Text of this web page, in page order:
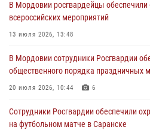
подозреваемого в причинении
05 августа 2026, 12:34
проведения масштабного праздника в
05 августа 2026, 09:04 4
разрешительной работы передал
зону СВО
В Мордовии росгвардейцы
всероссийских мероприятий
13 июля 2026, 13:48
В Мордовии сотрудники Росгвардии
общественного порядка праздничных
20 июля 2026, 10:44 6
Сотрудники Росгвардии обеспечили
на футбольном матче в Саранске